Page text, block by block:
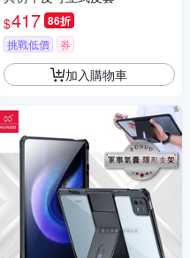
$417 86折
挑戰低價 券
加入購物車